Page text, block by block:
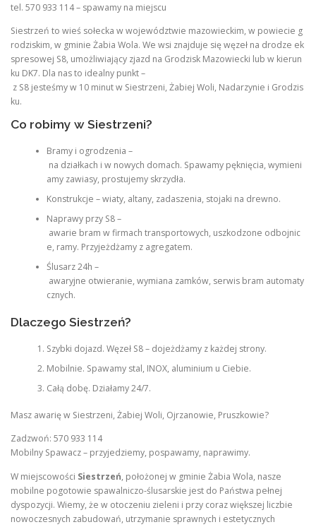
tel. 570 933 114 – spawamy na miejscu
Siestrzeń to wieś sołecka w województwie mazowieckim, w powiecie g
rodziskim, w gminie Żabia Wola. We wsi znajduje się węzeł na drodze ek
spresowej S8, umożliwiający zjazd na Grodzisk Mazowiecki lub w kierun
ku DK7. Dla nas to idealny punkt –
z S8 jesteśmy w 10 minut w Siestrzeni, Żabiej Woli, Nadarzynie i Grodzis
ku.
Co robimy w Siestrzeni?
Bramy i ogrodzenia –
na działkach i w nowych domach. Spawamy pęknięcia, wymieni
amy zawiasy, prostujemy skrzydła.
Konstrukcje – wiaty, altany, zadaszenia, stojaki na drewno.
Naprawy przy S8 –
awarie bram w firmach transportowych, uszkodzone odbojnic
e, ramy. Przyjeżdżamy z agregatem.
Ślusarz 24h –
awaryjne otwieranie, wymiana zamków, serwis bram automaty
cznych.
Dlaczego Siestrzeń?
Szybki dojazd. Węzeł S8 – dojeżdżamy z każdej strony.
Mobilnie. Spawamy stal, INOX, aluminium u Ciebie.
Całą dobę. Działamy 24/7.
Masz awarię w Siestrzeni, Żabiej Woli, Ojrzanowie, Pruszkowie?
Zadzwoń: 570 933 114
Mobilny Spawacz – przyjedziemy, pospawamy, naprawimy.
W miejscowości Siestrzeń, położonej w gminie Żabia Wola, nasze
mobilne pogotowie spawalniczo-ślusarskie jest do Państwa pełnej
dyspozycji. Wiemy, że w otoczeniu zieleni i przy coraz większej liczbie
nowoczesnych zabudowań, utrzymanie sprawnych i estetycznych